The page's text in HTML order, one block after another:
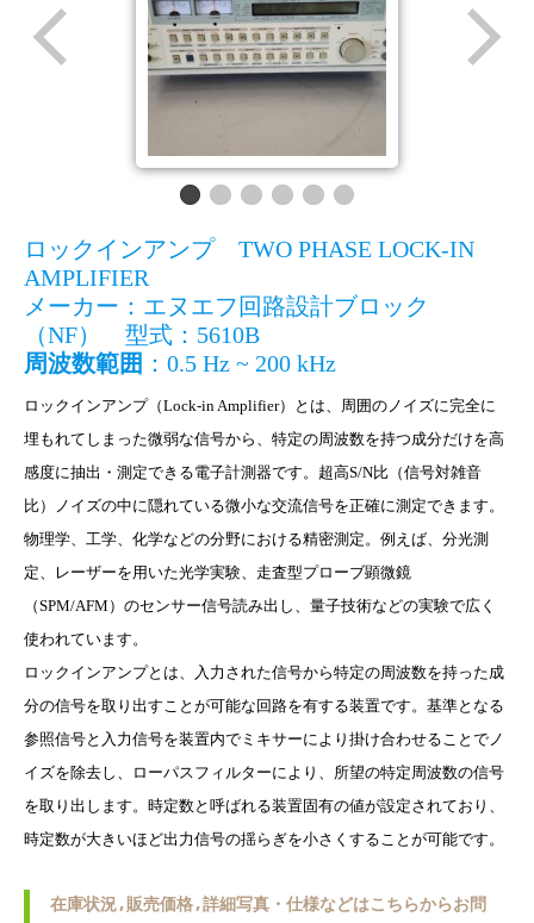
ロックインアンプ TWO PHASE LOCK-IN
AMPLIFIER
メーカー：エヌエフ回路設計ブロック
（NF） 型式：5610B
周波数範囲 ：0.5 Hz ~ 200 kHz
ロックインアンプ（Lock-in Amplifier）とは、周囲のノイズに完全に
埋もれてしまった微弱な信号から、特定の周波数を持つ成分だけを高
感度に抽出・測定できる電子計測器です。超高S/N比（信号対雑音
比）ノイズの中に隠れている微小な交流信号を正確に測定できます。
物理学、工学、化学などの分野における精密測定。例えば、分光測
定、レーザーを用いた光学実験、走査型プローブ顕微鏡
（SPM/AFM）のセンサー信号読み出し、量子技術などの実験で広く
使われています。
ロックインアンプとは、入力された信号から特定の周波数を持った成
分の信号を取り出すことが可能な回路を有する装置です。基準となる
参照信号と入力信号を装置内でミキサーにより掛け合わせることでノ
イズを除去し、ローパスフィルターにより、所望の特定周波数の信号
を取り出します。時定数と呼ばれる装置固有の値が設定されており、
時定数が大きいほど出力信号の揺らぎを小さくすることが可能です。
在庫状況,販売価格,詳細写真・仕様などはこちらからお問